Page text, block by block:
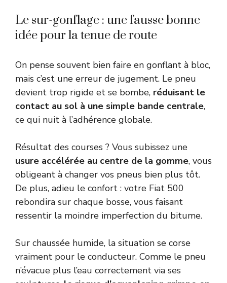
Le sur-gonflage : une fausse bonne
idée pour la tenue de route
On pense souvent bien faire en gonflant à bloc,
mais c’est une erreur de jugement. Le pneu
devient trop rigide et se bombe, réduisant le
contact au sol à une simple bande centrale,
ce qui nuit à l’adhérence globale.
Résultat des courses ? Vous subissez une
usure accélérée au centre de la gomme, vous
obligeant à changer vos pneus bien plus tôt.
De plus, adieu le confort : votre Fiat 500
rebondira sur chaque bosse, vous faisant
ressentir la moindre imperfection du bitume.
Sur chaussée humide, la situation se corse
vraiment pour le conducteur. Comme le pneu
n’évacue plus l’eau correctement via ses